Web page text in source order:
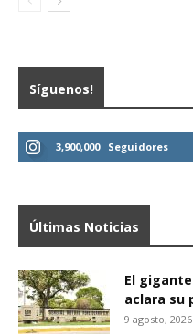
Síguenos!
3,900,000 Seguidores
Últimas Noticias
El
aclara su
9 agosto, 2026